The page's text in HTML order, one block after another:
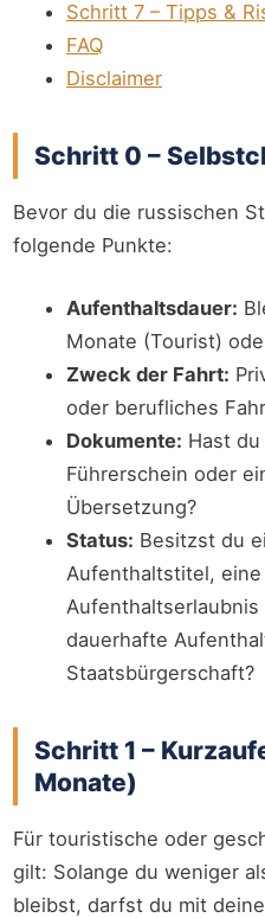
Schritt 7 – Tipps &
FAQ
Disclaimer
Schritt 0 –
Bevor du die russischen
folgende Punkte:
Aufenthaltsdauer:
Monate (Tourist)
Zweck der Fahrt:
oder berufliches
Dokumente: Hast
Führerschein oder
Übersetzung?
Status: Besitzst du
Aufenthaltstitel,
dauerhafte
Staatsbürgerschaft?
Schritt 1 –
Monate)
Für touristische oder
gilt: Solange du weniger
bleibst, darfst du mit